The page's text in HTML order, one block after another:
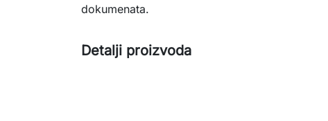
dokumenata.
Detalji proizvoda